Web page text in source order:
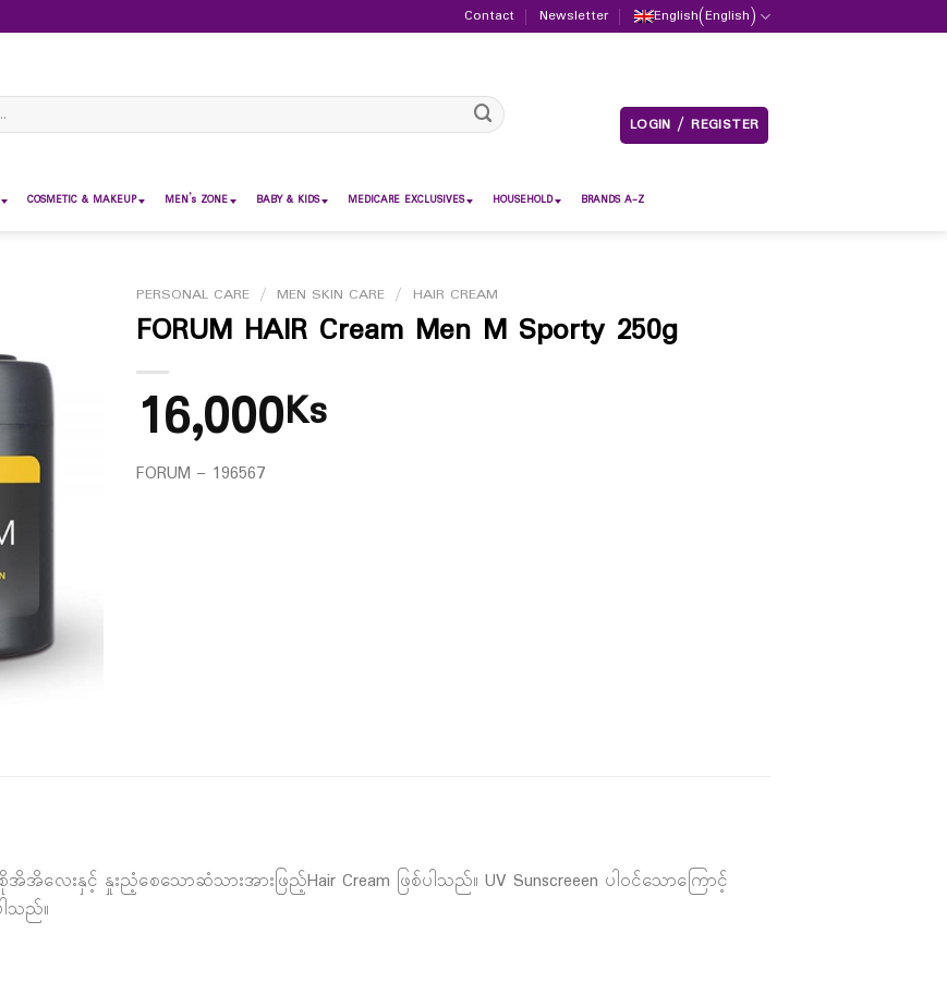
Contact Newsletter English(English)
LOGIN / REGISTER
COSMETIC & MAKEUP MEN’s ZONE BABY & KIDS MEDICARE EXCLUSIVES HOUSEHOLD BRANDS A-Z
PERSONAL CARE / MEN SKIN CARE / HAIR CREAM
FORUM HAIR Cream Men M Sporty 250g
16,000Ks
FORUM – 196567
အိလေးနှင့် နှုးညံ့စေသောဆံသားအားဖြည့်Hair Cream ဖြစ်ပါသည်။ UV Sunscreeen ပါဝင်သောကြောင့်
သည်။